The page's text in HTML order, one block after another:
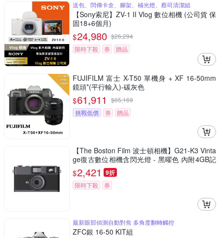
送包、閃傳卡盒、腳架、補光燈、蔡司清潔組
【Sony索尼】ZV-1 II Vlog 數位相機 (公司貨 保
固18+6個月)
$24,980 $26,294
限時下殺
券 贈品
FUJIFILM 富士 X-T50 單機身 + XF 16-50mm
鏡頭*(平行輸入)-碳灰色
$61,911 $65,169
挑戰低價
券 贈品
【The Boston Film 波士頓相機】G21-K3 Vinta
ge復古數位相機含閃光燈 - 黑曜色 內附4GB記
憶卡
$2,421 9折
限時下殺 券
最新眼部偵測自動對焦 多角度翻轉觸控
ZFC銀 16-50 KIT組